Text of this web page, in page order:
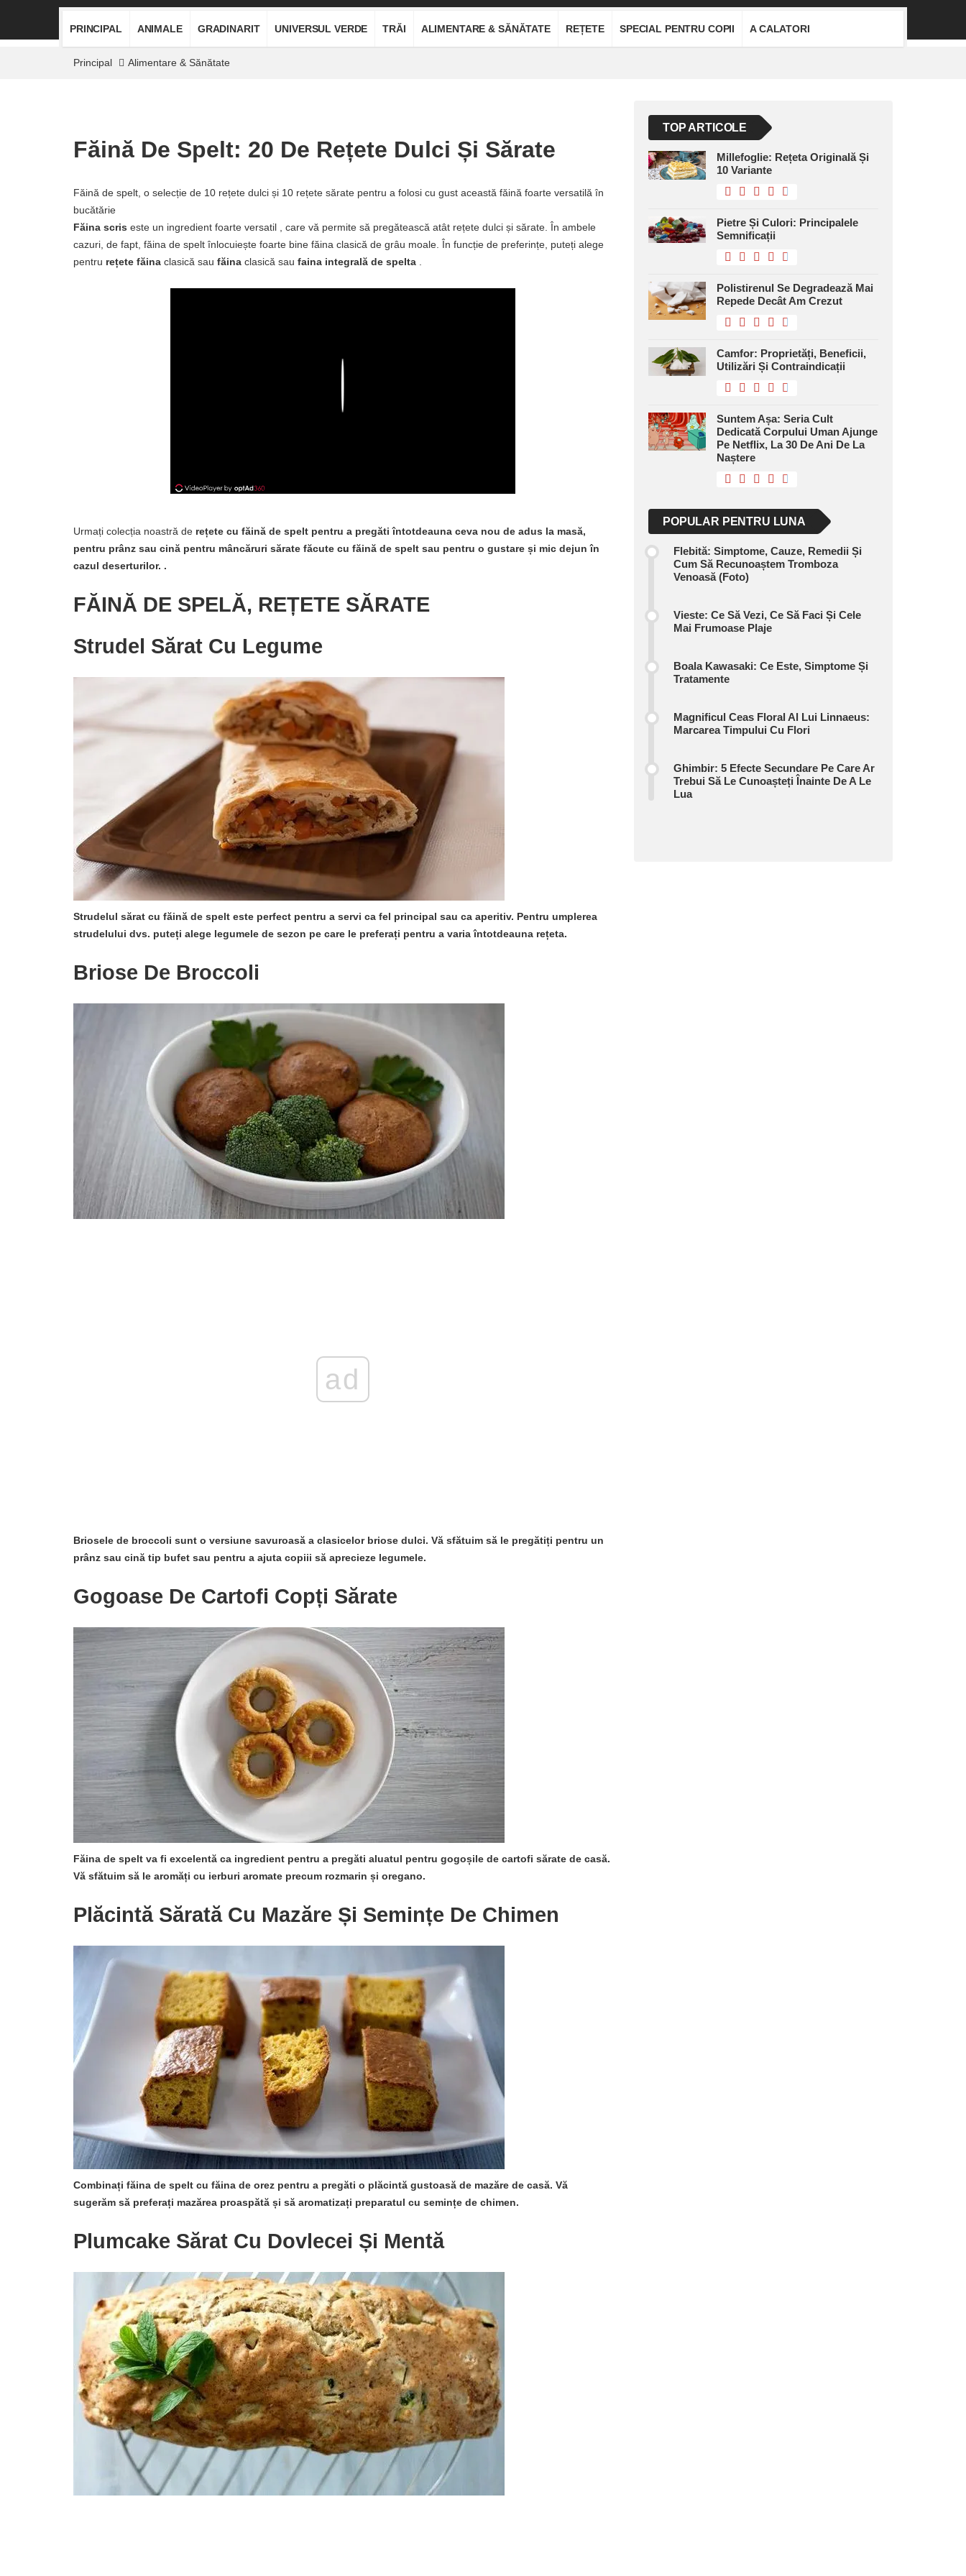
PRINCIPAL ANIMALE GRADINARIT UNIVERSUL VERDE TRĂI ALIMENTARE & SĂNĂTATE REȚETE SPECIAL PENTRU COPII A CALATORI
Principal Alimentare & Sănătate
Făină De Spelt: 20 De Rețete Dulci Și Sărate
Făină de spelt, o selecție de 10 rețete dulci și 10 rețete sărate pentru a folosi cu gust această făină foarte versatilă în
bucătărie
Făina scris este un ingredient foarte versatil , care vă permite să pregătească atât rețete dulci și sărate. În ambele
cazuri, de fapt, făina de spelt înlocuiește foarte bine făina clasică de grâu moale. În funcție de preferințe, puteți alege
pentru rețete făina clasică sau făina clasică sau faina integrală de spelta
Urmați colecția noastră de rețete cu făină de spelt pentru a pregăti întotdeauna ceva nou de adus la masă,
pentru prânz sau cină pentru mâncăruri sărate făcute cu făină de spelt sau pentru o gustare și mic dejun în
cazul deserturilor. .
FĂINĂ DE SPELĂ, REȚETE SĂRATE
Strudel Sărat Cu Legume
Strudelul sărat cu făină de spelt este perfect pentru a servi ca fel principal sau ca aperitiv. Pentru umplerea
strudelului dvs. puteți alege legumele de sezon pe care le preferați pentru a varia întotdeauna rețeta.
Briose De Broccoli
ad
Briosele de broccoli sunt o versiune savuroasă a clasicelor briose dulci. Vă sfătuim să le pregătiți pentru un
prânz sau cină tip bufet sau pentru a ajuta copiii să aprecieze legumele.
Gogoase De Cartofi Copți Sărate
Făina de spelt va fi excelentă ca ingredient pentru a pregăti aluatul pentru gogoșile de cartofi sărate de casă.
Vă sfătuim să le aromăți cu ierburi aromate precum rozmarin și oregano.
Plăcintă Sărată Cu Mazăre Și Semințe De Chimen
Combinați făina de spelt cu făina de orez pentru a pregăti o plăcintă gustoasă de mazăre de casă. Vă
sugerăm să preferați mazărea proaspătă și să aromatizați preparatul cu semințe de chimen.
Plumcake Sărat Cu Dovlecei Și Mentă
TOP ARTICOLE
Millefoglie: Rețeta Originală Și
10 Variante
Pietre Și Culori: Principalele
Semnificații
Polistirenul Se Degradează Mai
Repede Decât Am Crezut
Camfor: Proprietăți, Beneficii,
Utilizări Și Contraindicații
Suntem Așa: Seria Cult
Dedicată Corpului Uman Ajunge
Pe Netflix, La 30 De Ani De La
Naștere
POPULAR PENTRU LUNA
Flebită: Simptome, Cauze, Remedii Și
Cum Să Recunoaștem Tromboza
Venoasă (foto)
Vieste: Ce Să Vezi, Ce Să Faci Și Cele
Mai Frumoase Plaje
Boala Kawasaki: Ce Este, Simptome Și
Tratamente
Magnificul Ceas Floral Al Lui Linnaeus:
Marcarea Timpului Cu Flori
Ghimbir: 5 Efecte Secundare Pe Care Ar
Trebui Să Le Cunoașteți Înainte De A Le
Lua